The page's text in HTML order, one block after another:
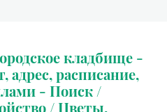
кладбище -
расписание,
- Поиск /
/ Цветы.